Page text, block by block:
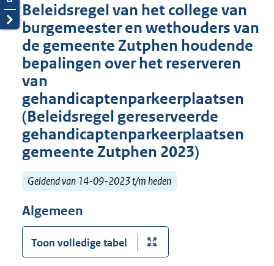
Beleidsregel van het college van
burgemeester en wethouders van
de gemeente Zutphen houdende
bepalingen over het reserveren
van
gehandicaptenparkeerplaatsen
(Beleidsregel gereserveerde
gehandicaptenparkeerplaatsen
gemeente Zutphen 2023)
Geldend van 14-09-2023 t/m heden
Algemeen
Toon volledige tabel